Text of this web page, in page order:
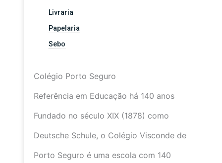
Livraria
Papelaria
Sebo
Colégio Porto Seguro
Referência em Educação há 140 anos
Fundado no século XIX (1878) como
Deutsche Schule, o Colégio Visconde de
Porto Seguro é uma escola com 140